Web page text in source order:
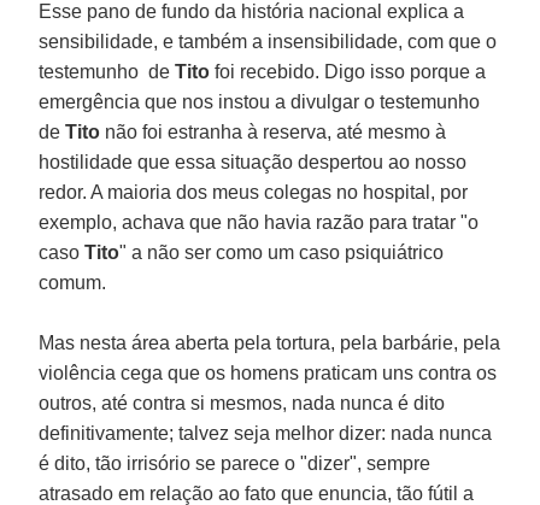
Esse pano de fundo da história nacional explica a
sensibilidade, e também a insensibilidade, com que o
testemunho deTitofoi recebido. Digo isso porque a
emergência que nos instou a divulgar o testemunho
deTito não foi estranha à reserva, até mesmo à
hostilidade que essa situação despertou ao nosso
redor. A maioria dos meus colegas no hospital, por
exemplo, achava que não havia razão para tratar "o
casoTito" a não ser como um caso psiquiátrico
comum.
Mas nesta área aberta pela tortura, pela barbárie, pela
violência cega que os homens praticam uns contra os
outros, até contra si mesmos, nada nunca é dito
definitivamente; talvez seja melhor dizer: nada nunca
é dito, tão irrisório se parece o "dizer", sempre
atrasado em relação ao fato que enuncia, tão fútil a